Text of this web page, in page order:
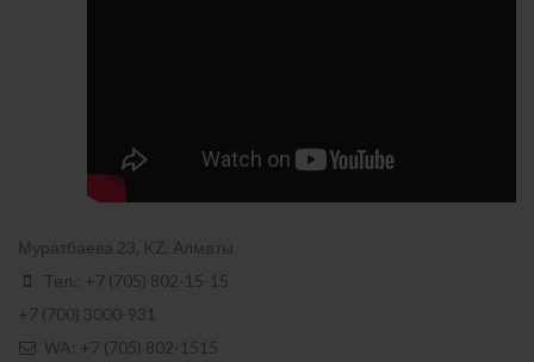
Муратбаева 23, KZ, Алматы
Тел.: +7 (705) 802-15-15
+7 (700) 3000-931
WA: +7 (705) 802-1515